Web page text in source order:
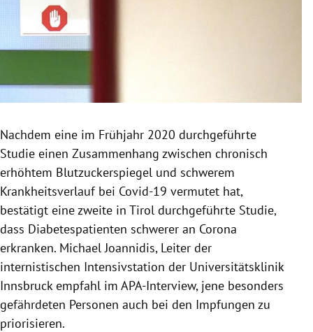
Untermenü
Untermenü
Untermenü
Nachdem eine im Frühjahr 2020 durchgeführte
Studie einen Zusammenhang zwischen chronisch
erhöhtem Blutzuckerspiegel und schwerem
Krankheitsverlauf bei Covid-19 vermutet hat,
bestätigt eine zweite in Tirol durchgeführte Studie,
dass Diabetespatienten schwerer an Corona
erkranken. Michael Joannidis, Leiter der
internistischen Intensivstation der Universitätsklinik
Innsbruck empfahl im APA-Interview, jene besonders
gefährdeten Personen auch bei den Impfungen zu
priorisieren.